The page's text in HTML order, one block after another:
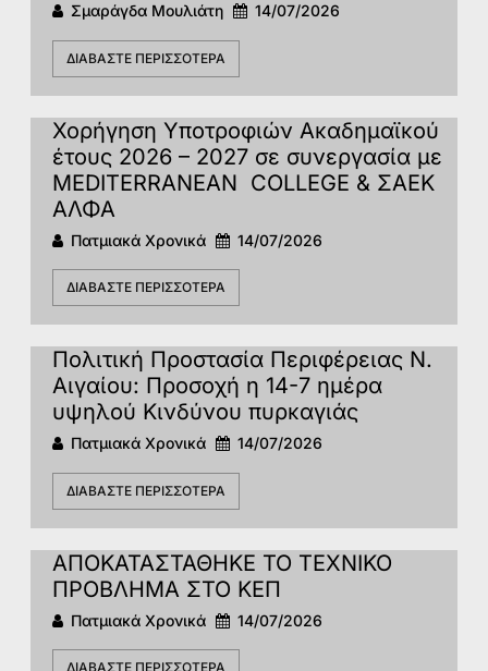
Σμαράγδα Μουλιάτη 14/07/2026
ΔΙΑΒΆΣΤΕ ΠΕΡΙΣΣΌΤΕΡΑ
Χορήγηση Υποτροφιών Ακαδημαϊκού
έτους 2026 – 2027 σε συνεργασία με
MEDITERRANEAN COLLEGΕ & ΣΑΕΚ
ΑΛΦΑ
Πατμιακά Χρονικά 14/07/2026
ΔΙΑΒΆΣΤΕ ΠΕΡΙΣΣΌΤΕΡΑ
Πολιτική Προστασία Περιφέρειας Ν.
Αιγαίου: Προσοχή η 14-7 ημέρα
υψηλού Κινδύνου πυρκαγιάς
Πατμιακά Χρονικά 14/07/2026
ΔΙΑΒΆΣΤΕ ΠΕΡΙΣΣΌΤΕΡΑ
ΑΠΟΚΑΤΑΣΤΑΘΗΚΕ ΤΟ ΤΕΧΝΙΚΟ
ΠΡΟΒΛΗΜΑ ΣΤΟ ΚΕΠ
Πατμιακά Χρονικά 14/07/2026
ΔΙΑΒΆΣΤΕ ΠΕΡΙΣΣΌΤΕΡΑ